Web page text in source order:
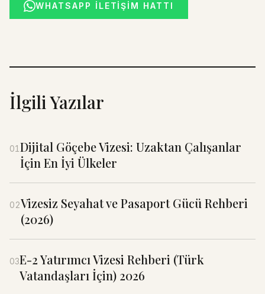
WHATSAPP İLETIŞIM HATTI
İlgili Yazılar
01 Dijital Göçebe Vizesi: Uzaktan Çalışanlar
İçin En İyi Ülkeler
02Vizesiz Seyahat ve Pasaport Gücü Rehberi
(2026)
03E-2 Yatırımcı Vizesi Rehberi (Türk
Vatandaşları İçin) 2026